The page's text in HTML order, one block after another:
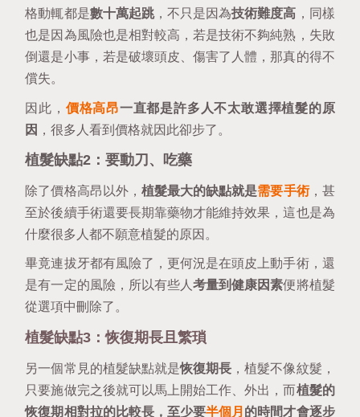
格動輒都是數十萬起跳，不只是因為技術難度高 ，同樣
也是因為風險也是相對較高，若是技術不夠純熟，失敗
倒還是小事，若是破壞頭皮、傷害了人體，那真的得不
償失。
因此， 價格高昂一直都是許多人不太敢選擇植髮的原
因 ，很多人看到價格就因此卻步了。
植髮缺點2：要動刀、吃藥
除了價格高昂以外， 植髮最大的缺點就是需要手術，甚
至於後續手術還要長期靠藥物才能維持效果，這也是為
什麼很多人都不願意植髮的原因。
畢竟連拔牙都有風險了，更何況是在頭皮上動手術，還
是有一定的風險，所以有些人考量到健康因素便將植髮
從選項中刪除了。
植髮缺點3：恢復期長且繁瑣
另一個常見的植髮缺點就是恢復期長 ，植髮不像紋髮，
只要施做完之後就可以馬上開始工作、外出，而植髮的
恢復期相對拉的比較長，至少要半個月 的時間才會逐步